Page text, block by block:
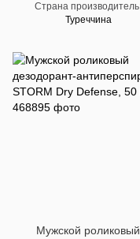
Страна производитель
Туреччина
Мужской роликовый